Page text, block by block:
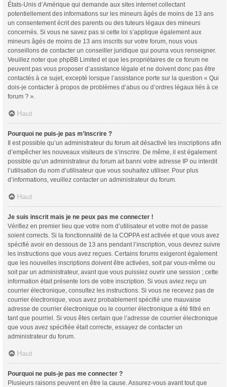
États-Unis d’Amérique qui demande aux sites internet collectant
potentiellement des informations sur les mineurs âgés de moins de 13 ans
un consentement écrit des parents ou des tuteurs légaux des mineurs
concernés. Si vous ne savez pas si cette loi s’applique également aux
mineurs âgés de moins de 13 ans inscrits sur votre forum, nous vous
conseillons de contacter un conseiller juridique qui pourra vous renseigner.
Veuillez noter que phpBB Limited et que les propriétaires de ce forum ne
peuvent pas vous proposer d’assistance légale et ne doivent donc pas être
contactés à ce sujet, excepté lorsque l’assistance porte sur la question « Qui
dois-je contacter à propos de problèmes d’abus ou d’ordres légaux liés à ce
forum ? ».
Haut
Pourquoi ne puis-je pas m’inscrire ?
Il est possible qu’un administrateur du forum ait désactivé les inscriptions afin
d’empêcher les nouveaux visiteurs de s’inscrire. De même, il est également
possible qu’un administrateur du forum ait banni votre adresse IP ou interdit
l’utilisation du nom d’utilisateur que vous souhaitez utiliser. Pour plus
d’informations, veuillez contacter un administrateur du forum.
Haut
Je suis inscrit mais je ne peux pas me connecter !
Vérifiez en premier lieu que votre nom d’utilisateur et votre mot de passe
soient corrects. Si la fonctionnalité de la COPPA est activée et que vous avez
spécifié avoir en dessous de 13 ans pendant l’inscription, vous devrez suivre
les instructions que vous avez reçues. Certains forums exigeront également
que les nouvelles inscriptions doivent être activées, soit par vous-même ou
soit par un administrateur, avant que vous puissiez ouvrir une session ; cette
information était présente lors de votre inscription. Si vous aviez reçu un
courrier électronique, consultez les instructions. Si vous ne recevez pas de
courrier électronique, vous avez probablement spécifié une mauvaise
adresse de courrier électronique ou le courrier électronique a été filtré en
tant que pourriel. Si vous êtes certain que l’adresse de courrier électronique
que vous avez spécifiée était correcte, essayez de contacter un
administrateur du forum.
Haut
Pourquoi ne puis-je pas me connecter ?
Plusieurs raisons peuvent en être la cause. Assurez-vous avant tout que